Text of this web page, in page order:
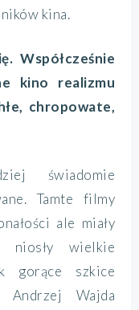
kina.
Współcześnie
kino realizmu
chropowate,
świadomie
Tamte filmy
ale miały
niosły wielkie
gorące szkice
Andrzej Wajda